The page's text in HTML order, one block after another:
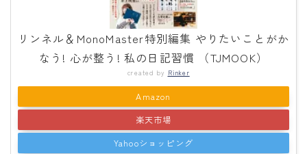
リンネル＆MonoMaster特別編集 やりたいことがか
なう! 心が整う! 私の日記習慣 （TJMOOK）
created by Rinker
Amazon
楽天市場
Yahooショッピング